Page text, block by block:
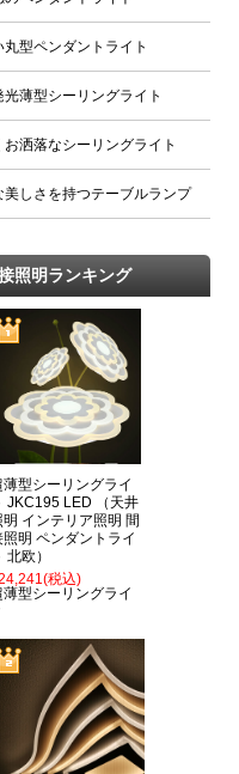
丸型ペンダントライト
光薄型シーリングライト
お洒落なシーリングライト
美しさを持つテーブルランプ
照明ランキング
薄型シーリングライ
JKC195 LED （天井
明 インテリア照明 間
照明 ペンダントライ
北欧）
(税込)
薄型シーリングライ